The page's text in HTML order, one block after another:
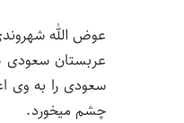
عوض الله
عربستان سعودی
سعودی را به وی
چشم می­خورد.